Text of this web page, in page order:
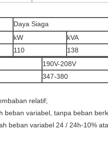
Daya Siaga
kW
kVA
110
138
190V-208V
347-380
relatif;
beban variabel, tanpa beban
beban variabel 24 / 24h-10%